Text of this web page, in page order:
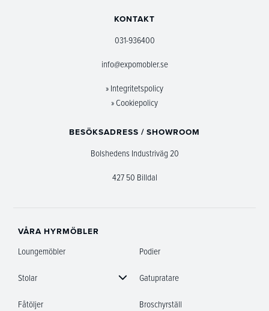
KONTAKT
031-936400
info@expomobler.se
» Integritetspolicy
» Cookiepolicy
BESÖKSADRESS / SHOWROOM
Bolshedens Industriväg 20
427 50 Billdal
VÅRA HYRMÖBLER
Loungemöbler
Stolar
Fåtöljer
Podier
Gatupratare
Broschyrställ